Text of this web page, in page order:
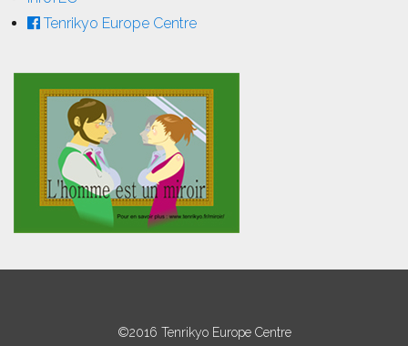
Tenrikyo Europe Centre
©2016 Tenrikyo Europe Centre